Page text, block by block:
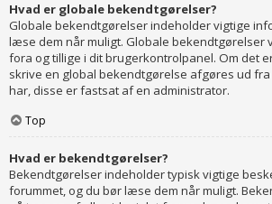
Hvad er globale bekendtgørelser?
Globale bekendtgørelser indeholder vigtige
læse dem når muligt. Globale bekendtgørelser
fora og tillige i dit brugerkontrolpanel. Om det
skrive en global bekendtgørelse afgøres ud
har, disse er fastsat af en administrator.
Top
Hvad er bekendtgørelser?
Bekendtgørelser indeholder typisk vigtige
forummet, og du bør læse dem når muligt.